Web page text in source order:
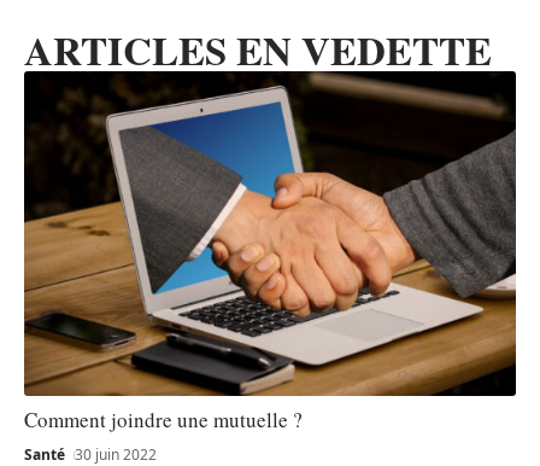
ARTICLES EN VEDETTE
Comment joindre une mutuelle ?
Santé 30 juin 2022